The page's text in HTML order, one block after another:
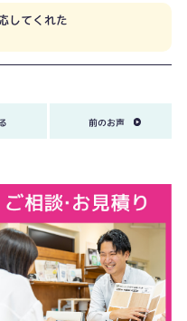
してくれた
前のお声